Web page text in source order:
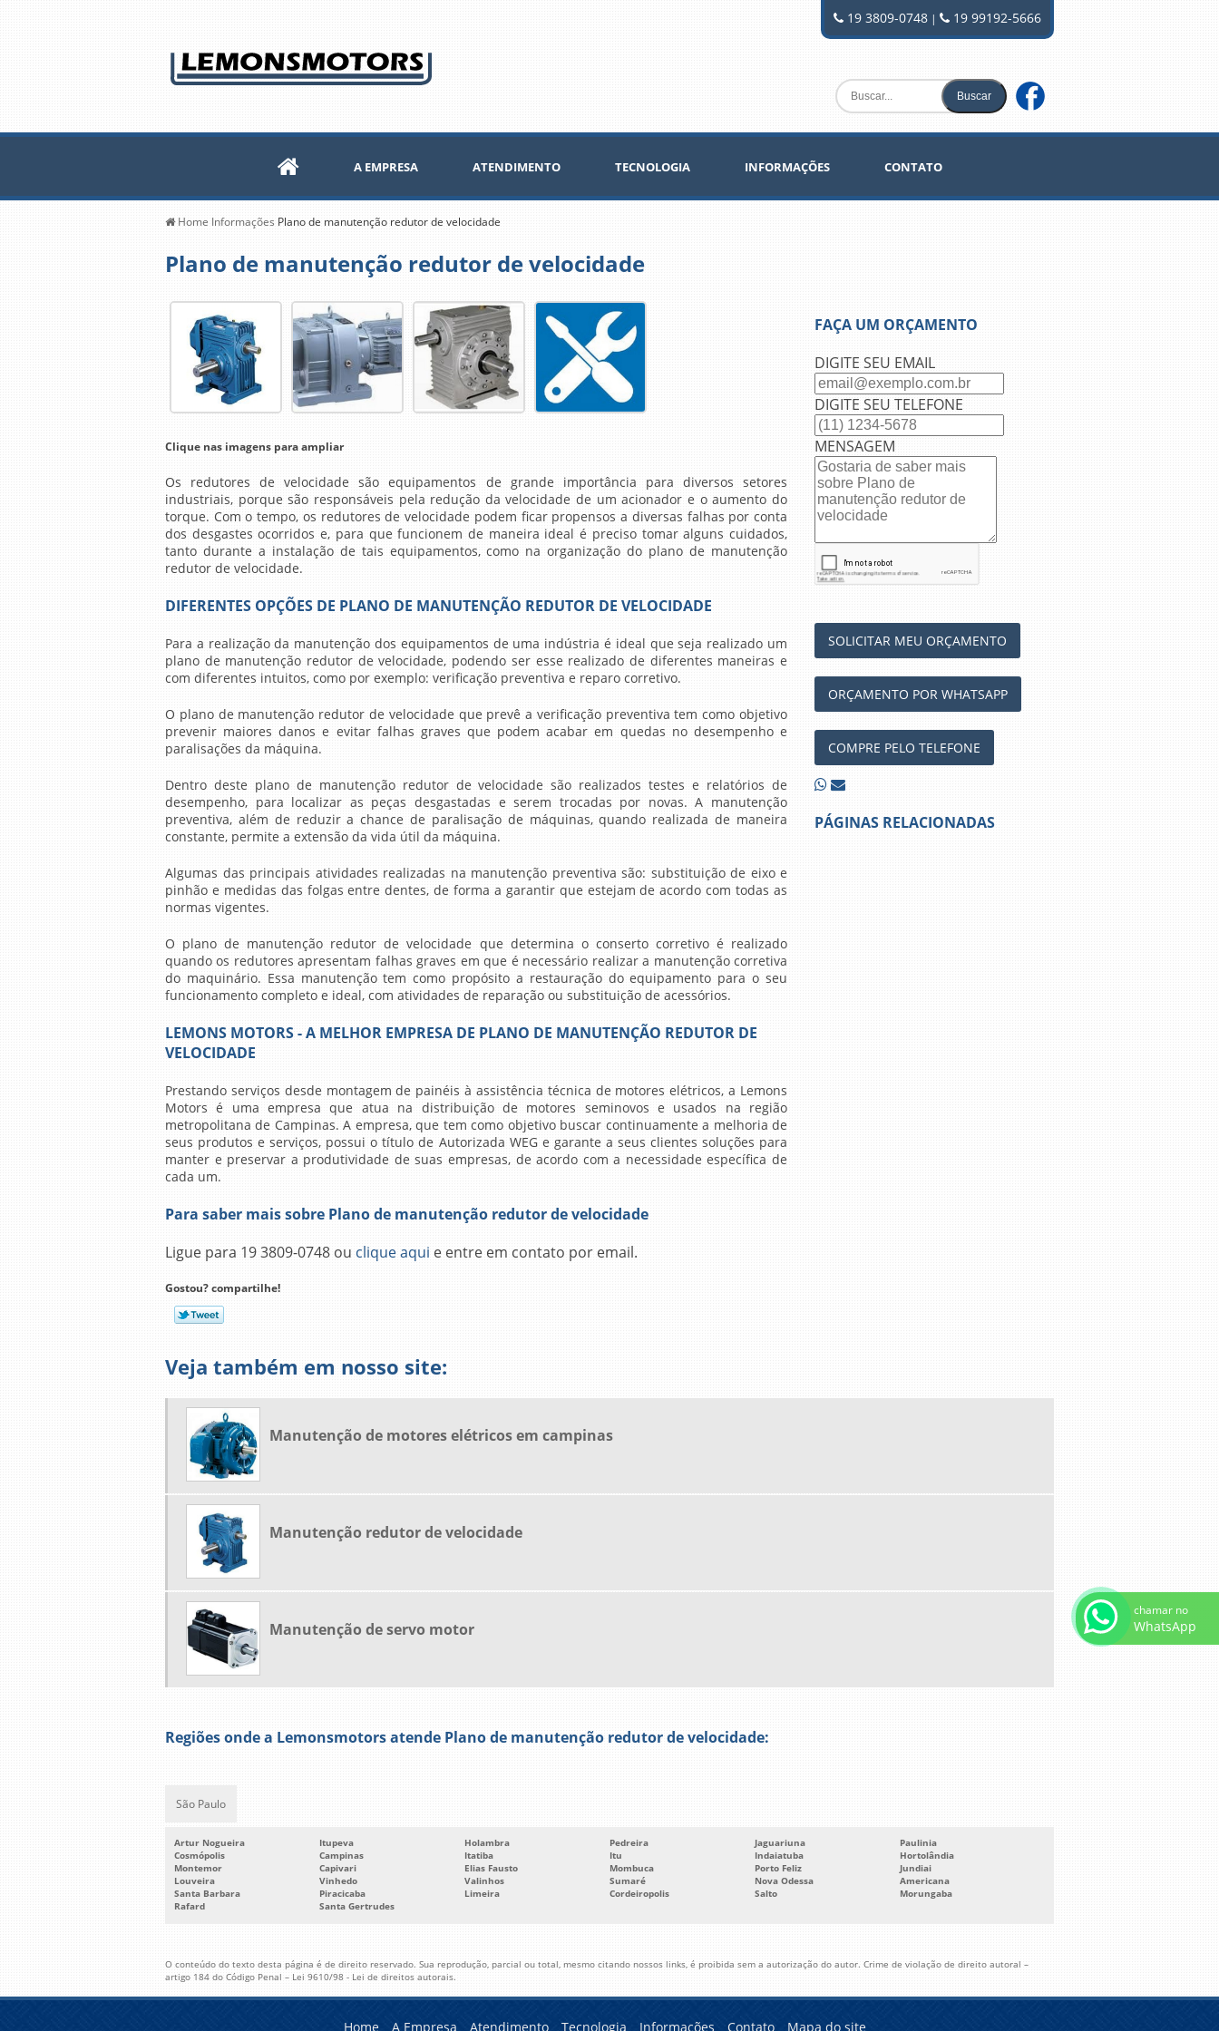
A EMPRESA ATENDIMENTO TECNOLOGIA INFORMAÇÕES CONTATO
19 3809-0748 | 19 99192-5666
Home Informações Plano de manutenção redutor de velocidade
Plano de manutenção redutor de velocidade
Clique nas imagens para ampliar
Os redutores de velocidade são equipamentos de grande importância para diversos setores
industriais, porque são responsáveis pela redução da velocidade de um acionador e o aumento do
torque. Com o tempo, os redutores de velocidade podem ficar propensos a diversas falhas por conta
dos desgastes ocorridos e, para que funcionem de maneira ideal é preciso tomar alguns cuidados,
tanto durante a instalação de tais equipamentos, como na organização do plano de manutenção
redutor de velocidade.
DIFERENTES OPÇÕES DE PLANO DE MANUTENÇÃO REDUTOR DE VELOCIDADE
Para a realização da manutenção dos equipamentos de uma indústria é ideal que seja realizado um
plano de manutenção redutor de velocidade, podendo ser esse realizado de diferentes maneiras e
com diferentes intuitos, como por exemplo: verificação preventiva e reparo corretivo.
O plano de manutenção redutor de velocidade que prevê a verificação preventiva tem como objetivo
prevenir maiores danos e evitar falhas graves que podem acabar em quedas no desempenho e
paralisações da máquina.
Dentro deste plano de manutenção redutor de velocidade são realizados testes e relatórios de
desempenho, para localizar as peças desgastadas e serem trocadas por novas. A manutenção
preventiva, além de reduzir a chance de paralisação de máquinas, quando realizada de maneira
constante, permite a extensão da vida útil da máquina.
Algumas das principais atividades realizadas na manutenção preventiva são: substituição de eixo e
pinhão e medidas das folgas entre dentes, de forma a garantir que estejam de acordo com todas as
normas vigentes.
O plano de manutenção redutor de velocidade que determina o conserto corretivo é realizado
quando os redutores apresentam falhas graves em que é necessário realizar a manutenção corretiva
do maquinário. Essa manutenção tem como propósito a restauração do equipamento para o seu
funcionamento completo e ideal, com atividades de reparação ou substituição de acessórios.
LEMONS MOTORS - A MELHOR EMPRESA DE PLANO DE MANUTENÇÃO REDUTOR DE
VELOCIDADE
Prestando serviços desde montagem de painéis à assistência técnica de motores elétricos, a Lemons
Motors é uma empresa que atua na distribuição de motores seminovos e usados na região
metropolitana de Campinas. A empresa, que tem como objetivo buscar continuamente a melhoria de
seus produtos e serviços, possui o título de Autorizada WEG e garante a seus clientes soluções para
manter e preservar a produtividade de suas empresas, de acordo com a necessidade específica de
cada um.
Para saber mais sobre Plano de manutenção redutor de velocidade
Ligue para 19 3809-0748 ou clique aqui e entre em contato por email.
Gostou? compartilhe!
FAÇA UM ORÇAMENTO
DIGITE SEU EMAIL
DIGITE SEU TELEFONE
MENSAGEM
SOLICITAR MEU ORÇAMENTO
ORÇAMENTO POR WHATSAPP
COMPRE PELO TELEFONE
PÁGINAS RELACIONADAS
Veja também em nosso site:
Manutenção de motores elétricos em campinas
Manutenção redutor de velocidade
Manutenção de servo motor
Regiões onde a Lemonsmotors atende Plano de manutenção redutor de velocidade:
São Paulo
Artur Nogueira Itupeva Holambra Pedreira Jaguariuna
Paulinia
Cosmópolis
Campinas Itatiba Itu Indaiatuba
Hortolândia
Montemor
Capivari Elias Fausto Mombuca Porto Feliz
Jundiai
Louveira
Vinhedo Valinhos Sumaré Nova Odessa
Americana
Santa Barbara
Piracicaba Limeira Cordeiropolis Salto
Morungaba
Rafard
Santa Gertrudes
O conteúdo do texto desta página é de direito reservado. Sua reprodução, parcial ou total, mesmo citando nossos links, é proibida sem a autorização do autor. Crime de violação de direito autoral –
artigo 184 do Código Penal – Lei 9610/98 - Lei de direitos autorais.
Home A Empresa Atendimento Tecnologia Informações Contato Mapa do site
chamar no
WhatsApp